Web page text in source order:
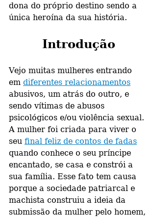
dona do próprio destino sendo a
única heroína da sua história.
Introdução
Vejo muitas mulheres entrando
em diferentes relacionamentos
abusivos, um atrás do outro, e
sendo vítimas de abusos
psicológicos e/ou violência sexual.
A mulher foi criada para viver o
seu final feliz de contos de fadas
quando conhece o seu príncipe
encantado, se casa e constrói a
sua família. Esse fato tem causa
porque a sociedade patriarcal e
machista construiu a ideia da
submissão da mulher pelo homem,